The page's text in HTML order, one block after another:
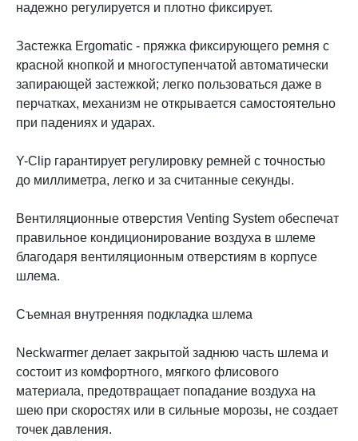
надежно регулируется и плотно фиксирует.
Застежка Ergomatic - пряжка фиксирующего ремня с
красной кнопкой и многоступенчатой автоматически
запирающей застежкой; легко пользоваться даже в
перчатках, механизм не открывается самостоятельно
при падениях и ударах.
Y-Clip гарантирует регулировку ремней с точностью
до миллиметра, легко и за считанные секунды.
Вентиляционные отверстия Venting System обеспечат
правильное кондиционирование воздуха в шлеме
благодаря вентиляционным отверстиям в корпусе
шлема.
Съемная внутренняя подкладка шлема
Neckwarmer делает закрытой заднюю часть шлема и
состоит из комфортного, мягкого флисового
материала, предотвращает попадание воздуха на
шею при скоростях или в сильные морозы, не создает
точек давления.